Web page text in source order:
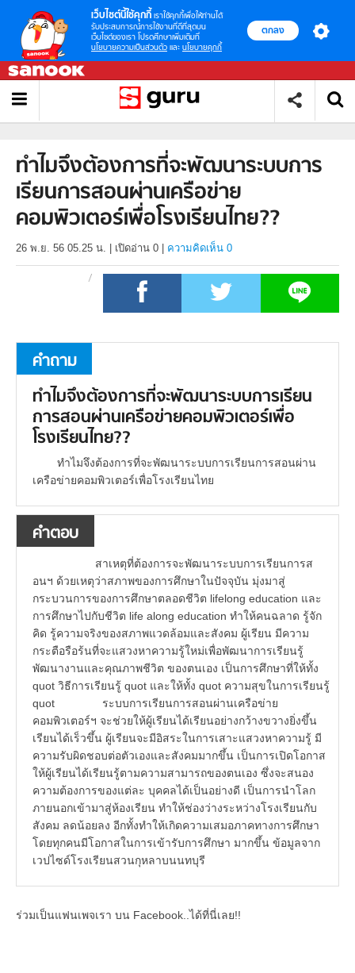
เว็บไซต์นี้ใช้คุกกี้ เราใช้คุกกี้เพื่อให้ท่านได้
รับประสบการณ์การใช้งานที่ดีที่สุดบน
เว็บไซต์ของเรา โปรดศึกษาเพิ่มเติมที่
นโยบายความเป็นส่วนตัว และ นโยบายคุกกี้
ตกลง
ทำไมจึงต้องการที่จะพัฒนาระบบการ
เรียนการสอนผ่านเครือข่าย
คอมพิวเตอร์เพื่อโรงเรียนไทย??
26 พ.ย. 56 05.25 น. เปิดอ่าน 0 ความคิดเห็น 0
คำถาม
ทำไมจึงต้องการที่จะพัฒนาระบบการเรียน
การสอนผ่านเครือข่ายคอมพิวเตอร์เพื่อ
โรงเรียนไทย??
ทำไมจึงต้องการที่จะพัฒนาระบบการเรียนการสอนผ่าน
เครือข่ายคอมพิวเตอร์เพื่อโรงเรียนไทย
คำตอบ
สาเหตุที่ต้องการจะพัฒนาระบบการเรียนการส
อนฯ ด้วยเหตุว่าสภาพของการศึกษาในปัจจุบัน มุ่งมาสู่
กระบวนการของการศึกษาตลอดชีวิต lifelong education และ
การศึกษาไปกับชีวิต life along education ทำให้คนฉลาด รู้จัก
คิด รู้ความจริงของสภาพแวดล้อมและสังคม ผู้เรียน มีความ
กระตือรือร้นที่จะแสวงหาความรู้ใหม่เพื่อพัฒนาการเรียนรู้
พัฒนางานและคุณภาพชีวิต ของตนเอง เป็นการศึกษาที่ให้ทั้ง
quot วิธีการเรียนรู้ quot และให้ทั้ง quot ความสุขในการเรียนรู้
quot ระบบการเรียนการสอนผ่านเครือข่าย
คอมพิวเตอร์ฯ จะช่วยให้ผู้เรียนได้เรียนอย่างกว้างขวางยิ่งขึ้น
เรียนได้เร็วขึ้น ผู้เรียนจะมีอิสระในการเสาะแสวงหาความรู้ มี
ความรับผิดชอบต่อตัวเองและสังคมมากขึ้น เป็นการเปิดโอกาส
ให้ผู้เรียนได้เรียนรู้ตามความสามารถของตนเอง ซึ่งจะสนอง
ความต้องการของแต่ละ บุคคลได้เป็นอย่างดี เป็นการนำโลก
ภายนอกเข้ามาสู่ห้องเรียน ทำให้ช่องว่างระหว่างโรงเรียนกับ
สังคม ลดน้อยลง อีกทั้งทำให้เกิดความเสมอภาคทางการศึกษา
โดยทุกคนมีโอกาสในการเข้ารับการศึกษา มากขึ้น ข้อมูลจาก
เวปไซด์โรงเรียนสวนกุหลาบนนทบุรี
ร่วมเป็นแฟนเพจเรา บน Facebook..ได้ที่นี่เลย!!